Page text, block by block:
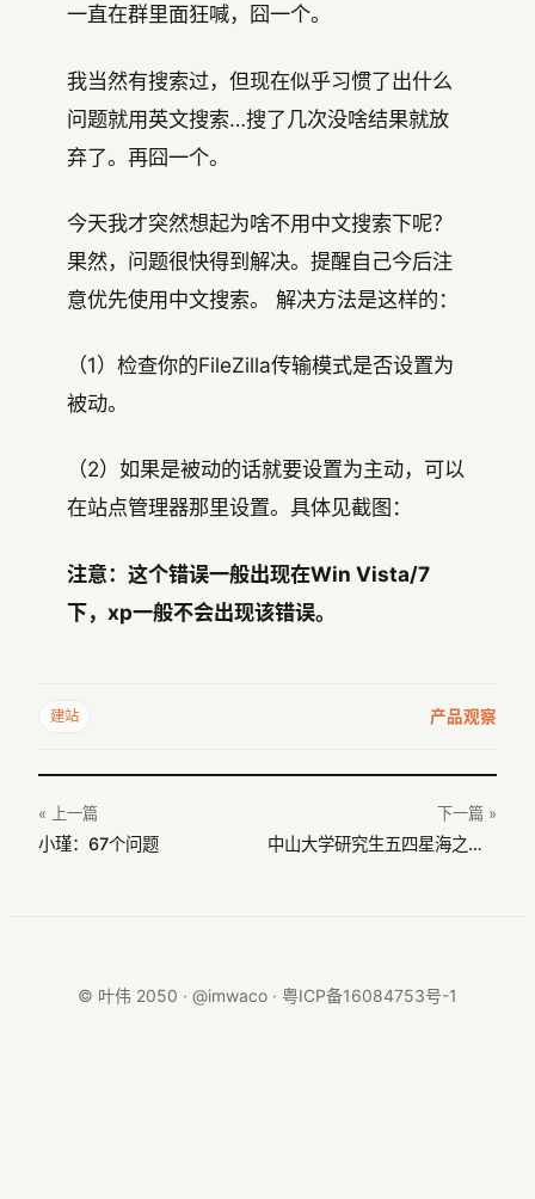
一直在群里面狂喊，囧一个。
我当然有搜索过，但现在似乎习惯了出什么
问题就用英文搜索…搜了几次没啥结果就放
弃了。再囧一个。
今天我才突然想起为啥不用中文搜索下呢？
果然，问题很快得到解决。提醒自己今后注
意优先使用中文搜索。 解决方法是这样的：
（1）检查你的FileZilla传输模式是否设置为
被动。
（2）如果是被动的话就要设置为主动，可以
在站点管理器那里设置。具体见截图：
注意：这个错误一般出现在Win Vista/7
下，xp一般不会出现该错误。
建站 产品观察
« 上一篇
小瑾：67个问题
下一篇 »
中山大学研究生五四星海之声合唱
© 叶伟 2050 · @imwaco · 粤ICP备16084753号-1